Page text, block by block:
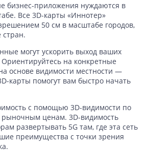
бизнес-приложения нуждаются в
Все 3D-карты «Иннотер»
50 см в масштабе городов,
стран.
могут ускорить выход ваших
Ориентируйтесь на конкретные
основе видимости местности —
карты помогут вам быстро начать
с помощью 3D-видимости по
ценам. 3D-видимость
развертывать 5G там, где эта сеть
преимущества с точки зрения